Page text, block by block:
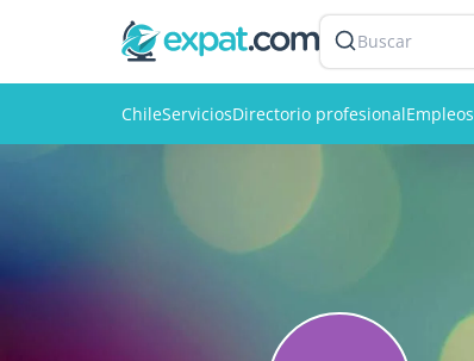
Buscar
ChileServiciosDirectorio profesionalEmpleos